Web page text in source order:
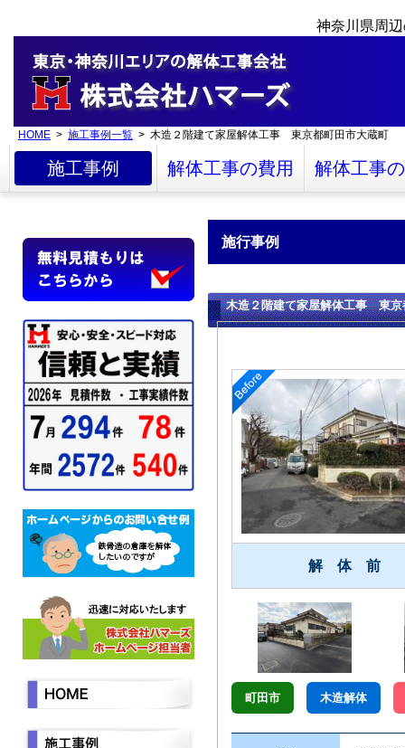
神奈川県周
HOME > 施工事例一覧 > 木造２階建て家屋解体工事 東京都町田市大蔵町
施工事例 解体工事の費用 解体工事
施行事例
木造２階建て家屋解体工事 東京
解 体 前
町田市 木造解体